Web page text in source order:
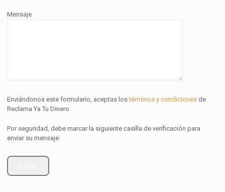
Mensaje
Enviándonos este formulario, aceptas lostérminos y condiciones de
Reclama Ya Tu Dinero
Por seguridad, debe marcar la siguiente casilla de verificación para
enviar su mensaje: